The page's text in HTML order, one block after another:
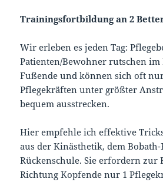
Trainingsfortbildung an 2
Wir erleben es jeden Tag:
Patienten/Bewohner rutschen
Fußende und können sich oft
Pflegekräften unter größter
bequem ausstrecken.
Hier empfehle ich effektive
aus der Kinästhetik, dem
Rückenschule. Sie erfordern zur
Richtung Kopfende nur 1